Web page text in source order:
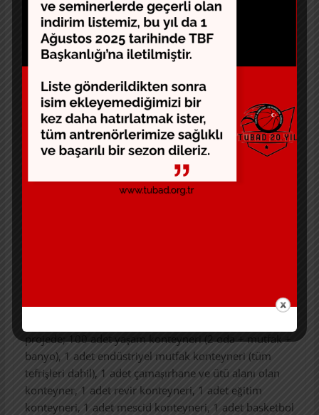
ihtiyaçlarını karşılayacak yaşam malzemeleri bulunan
eşyalı konteynerler, sosyal alanlar ve basketbol sahası
bulunan “Basketköy” imzalanan mutabakatın ardından
AFAD’a teslim edildi.
geçirilen “Basketköy”, 11.397 m² arazi üzerinde
projede; 100 adet yaşam konteyneri (2 oda + mutfak +
banyo), 1 adet endüstriyel mutfak konteyneri (tüm
tefrişleri dahil), 1 adet çamaşırhane ve ütü alanı olan
konteyner, 1 adet revir konteyneri, 1 adet eğitim
konteyneri, 1 adet mescid konteyneri, 1 adet basketbol